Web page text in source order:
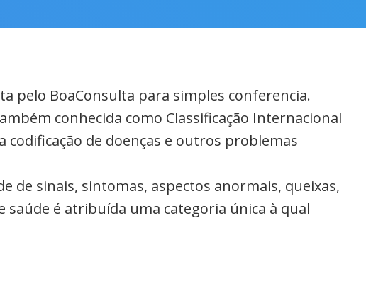
pelo BoaConsulta para simples conferencia.
conhecida como Classificação Internacional
codificação de doenças e outros problemas
de sinais, sintomas, aspectos anormais, queixas,
saúde é atribuída uma categoria única à qual